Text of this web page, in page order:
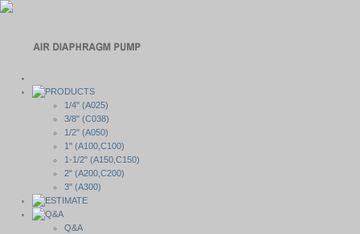
1/4" (A025)
3/8" (C038)
1/2" (A050)
1" (A100,C100)
1-1/2" (A150,C150)
2" (A200,C200)
3" (A300)
Q&A